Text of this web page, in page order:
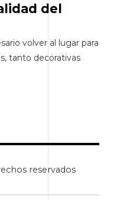
del
volver al lugar para
tanto decorativas
reservados